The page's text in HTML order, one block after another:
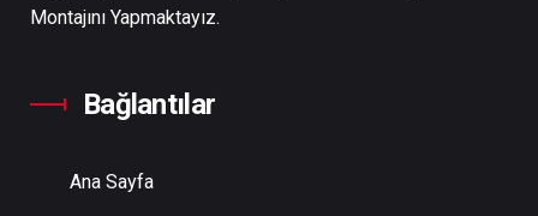
Montajını Yapmaktayız.
Bağlantılar
Ana Sayfa